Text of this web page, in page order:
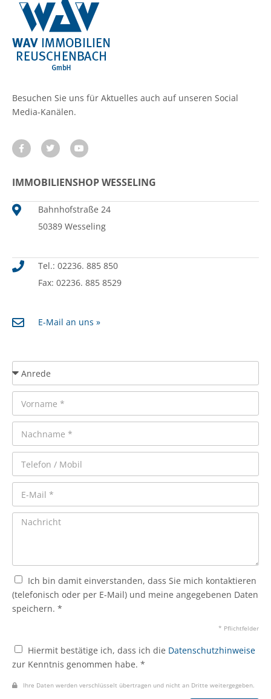
Besuchen Sie uns für Aktuelles auch auf unseren Social
Media-Kanälen.
IMMOBILIENSHOP WESSELING
Bahnhofstraße 24
50389 Wesseling
Tel.: 02236. 885 850
Fax: 02236. 885 8529
E-Mail an uns »
Ich bin damit einverstanden, dass Sie mich kontaktieren
(telefonisch oder per E-Mail) und meine angegebenen Daten
speichern. *
* Pflichtfelder
Hiermit bestätige ich, dass ich die Datenschutzhinweise
zur Kenntnis genommen habe. *
Ihre Daten werden verschlüsselt übertragen und nicht an Dritte weitergegeben.